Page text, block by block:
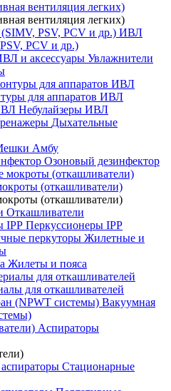
вентиляция легких)
вентиляция легких)
ИВЛ
PCV и др.)
Увлажнители
для аппаратов ИВЛ
Небулайзеры ИВЛ
Дыхательные
Амбу
Озоновый дезинфектор
(откашливатели)
(откашливатели)
Откашливатели
Перкуссионеры IPP
Жилетные и
Жилеты и пояса
для откашливателей
Вакуумная
Аспираторы
Стационарные